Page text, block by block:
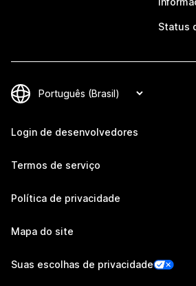
Status
Login de desenvolvedores
Termos de serviço
Política de privacidade
Mapa do site
Suas escolhas de privacidade